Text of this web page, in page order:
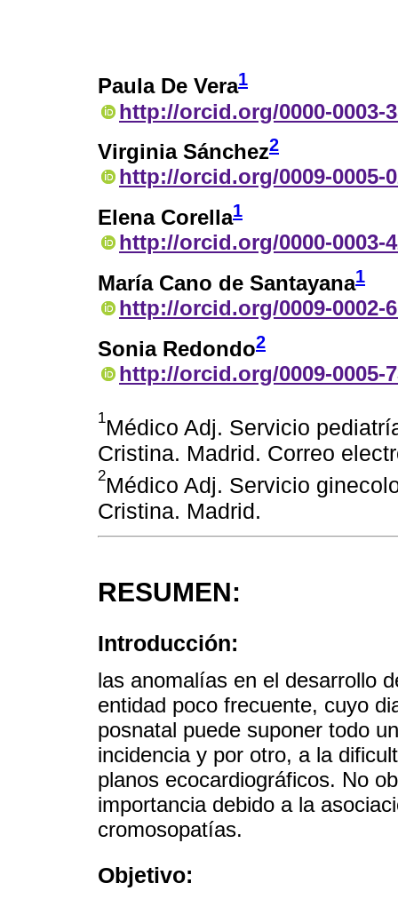
Paula De Vera1
http://orcid.org/0000-0003-
Virginia Sánchez2
http://orcid.org/0009-0005-
Elena Corella1
http://orcid.org/0000-0003-
María Cano de Santayana1
http://orcid.org/0009-0002-
Sonia Redondo2
http://orcid.org/0009-0005-
1Médico Adj. Servicio
Cristina. Madrid. Correo
2Médico Adj. Servicio
Cristina. Madrid.
RESUMEN:
Introducción:
las anomalías en el desarrollo
entidad poco frecuente, cuyo
posnatal puede suponer todo
incidencia y por otro, a la
planos ecocardiográficos. No
importancia debido a la
cromosopatías.
Objetivo: